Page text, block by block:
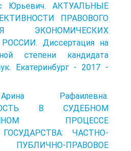
Юрьевич. АКТУАЛЬНЫЕ
ПРАВОВОГО
ЭКОНОМИЧЕСКИХ
Диссертация на
степени кандидата
Екатеринбург - 2017 -
Рафаилевна.
В СУДЕБНОМ
ПРОЦЕССЕ
ЧАСТНО-
ПРАВОВОЕ